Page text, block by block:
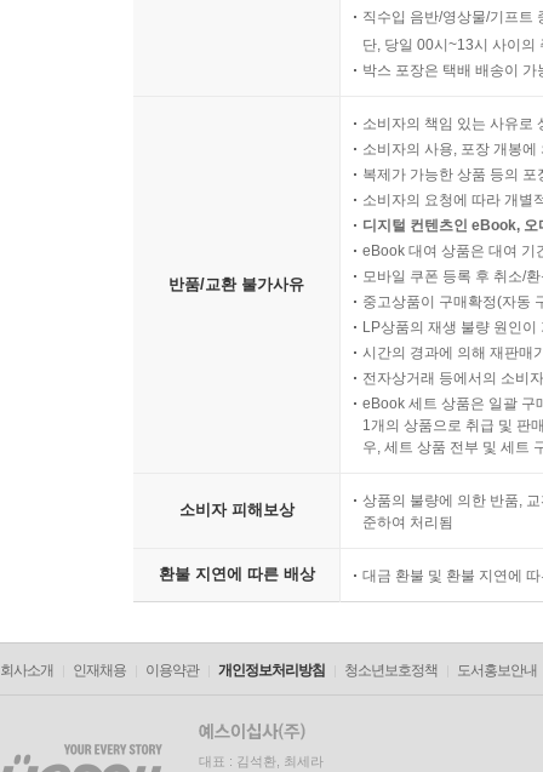
직수입 음반/영상물/기프트
단, 당일 00시~13시 사이의
박스 포장은 택배 배송이
반품/교환 불가사유
소비자의 책임 있는 사유로
소비자의 사용, 포장 개봉
복제가 가능한 상품 등의
소비자의 요청에 따라 개별
디지털 컨텐츠인 eBook,
eBook 대여 상품은 대여 기
모바일 쿠폰 등록 후 취소/
중고상품이 구매확정(자동
LP상품의 재생 불량 원인
시간의 경과에 의해 재판매
전자상거래 등에서의 소비
eBook 세트 상품은 일괄 구
1개의 상품으로 취급 및 판
우, 세트 상품 전부 및 세트
소비자 피해보상
상품의 불량에 의한 반품,
준하여 처리됨
환불 지연에 따른 배상 대금 환불 및 환불 지연에
회사소개 인재채용 이용약관 개인정보처리방침 청소년보호정책 도서홍보안내
대표 : 김석환, 최세라